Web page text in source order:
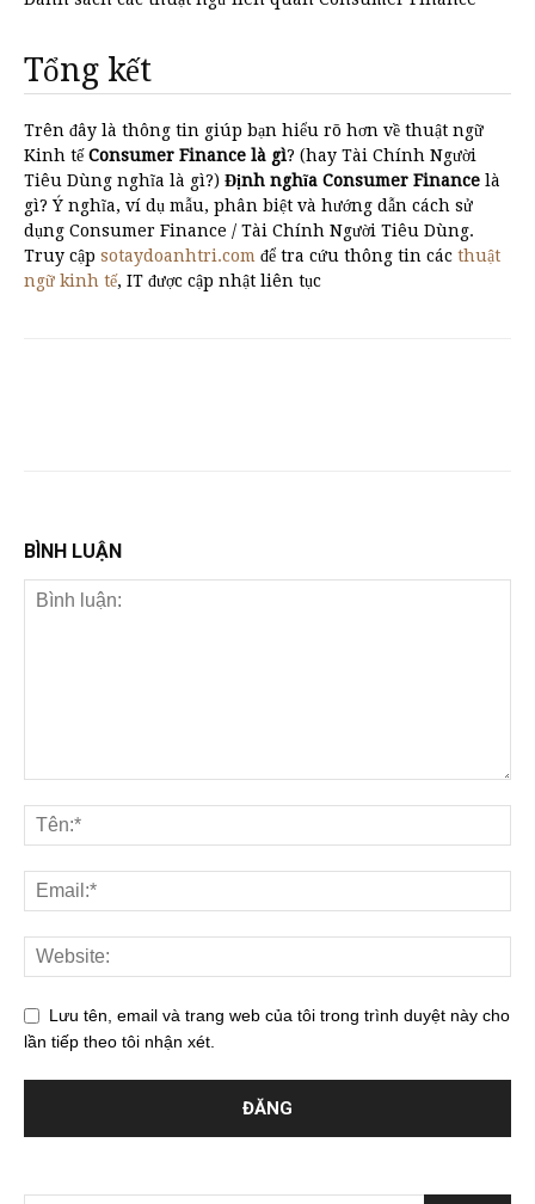
Tổng kết
Trên đây là thông tin giúp bạn hiểu rõ hơn về thuật ngữ
Kinh tếConsumer Finance là gì? (hay Tài Chính Người
Tiêu Dùng nghĩa là gì?) Định nghĩa Consumer Finance là
gì? Ý nghĩa, ví dụ mẫu, phân biệt và hướng dẫn cách sử
dụng Consumer Finance / Tài Chính Người Tiêu Dùng.
Truy cập sotaydoanhtri.com để tra cứu thông tin các thuật
ngữ kinh tế, IT được cập nhật liên tục
BÌNH LUẬN
Lưu tên, email và trang web của tôi trong trình duyệt này cho
lần tiếp theo tôi nhận xét.